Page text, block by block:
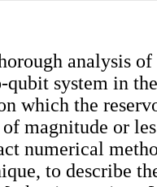
analysis
system in
which the
magnitude or
numerical
to describe